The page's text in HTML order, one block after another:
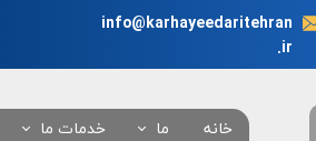
info@karhayeedaritehran
.ir
خانه ما خدمات ما